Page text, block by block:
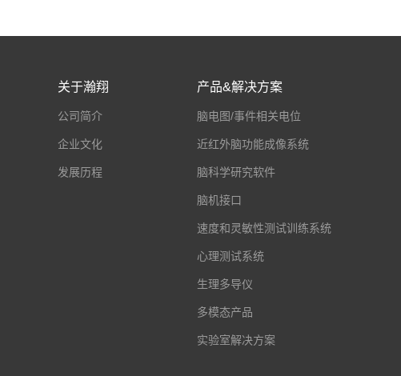
关于瀚翔
公司简介
企业文化
发展历程
产品&解决方案
脑电图/事件相关电位
近红外脑功能成像系统
脑科学研究软件
脑机接口
速度和灵敏性测试训练系统
心理测试系统
生理多导仪
多模态产品
实验室解决方案